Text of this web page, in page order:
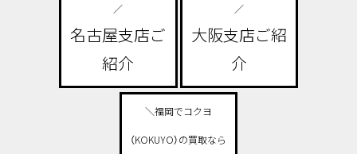
／
名古屋支店ご
紹介
／
大阪支店ご紹
介
＼福岡でコクヨ
（KOKUYO）の買取なら